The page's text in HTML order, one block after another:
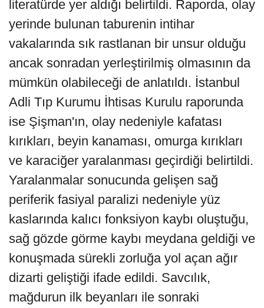
literatürde yer aldığı belirtildi. Raporda, olay
yerinde bulunan taburenin intihar
vakalarında sık rastlanan bir unsur olduğu
ancak sonradan yerleştirilmiş olmasının da
mümkün olabileceği de anlatıldı. İstanbul
Adli Tıp Kurumu İhtisas Kurulu raporunda
ise Şişman'ın, olay nedeniyle kafatası
kırıkları, beyin kanaması, omurga kırıkları
ve karaciğer yaralanması geçirdiği belirtildi.
Yaralanmalar sonucunda gelişen sağ
periferik fasiyal paralizi nedeniyle yüz
kaslarında kalıcı fonksiyon kaybı oluştuğu,
sağ gözde görme kaybı meydana geldiği ve
konuşmada sürekli zorluğa yol açan ağır
dizarti geliştiği ifade edildi. Savcılık,
mağdurun ilk beyanları ile sonraki